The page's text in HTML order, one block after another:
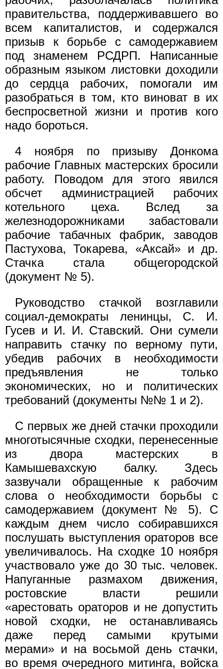
правительства, поддерживавшего во
всем капиталистов, и содержался
призыв к борьбе с самодержавием
под знаменем РСДРП. Написанные
образным языком листовки доходили
до сердца рабочих, помогали им
разобраться в том, кто виноват в их
беспросветной жизни и против кого
надо бороться.
4 ноября по призыву Донкома
рабочие Главных мастерских бросили
работу. Поводом для этого явился
обсчет администрацией рабочих
котельного цеха. Вслед за
железнодорожниками забастовали
рабочие табачных фабрик, заводов
Пастухова, Токарева, «Аксай» и др.
Стачка стала общегородской
(документ № 5).
Руководство стачкой возглавили
социал-демократы ленинцы, С. И.
Гусев и И. И. Ставский. Они сумели
направить стачку по верному пути,
убедив рабочих в необходимости
предъявления не только
экономических, но и политических
требований (документы №№ 1 и 2).
С первых же дней стачки проходили
многотысячные сходки, перенесенные
из двора мастерских в
Камышевахскую балку. Здесь
зазвучали обращенные к рабочим
слова о необходимости борьбы с
самодержавием (документ № 5). С
каждым днем число собиравшихся
послушать выступления ораторов все
увеличивалось. На сходке 10 ноября
участвовало уже до 30 тыс. человек.
Напуганные размахом движения,
ростовские власти решили
«арестовать ораторов и не допустить
новой сходки, не останавливаясь
даже перед самыми крутыми
мерами» и на восьмой день стачки,
во время очередного митинга, войска